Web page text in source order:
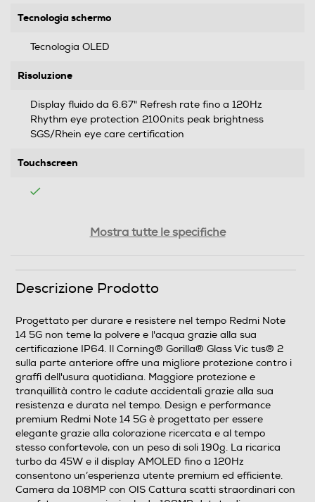
Tecnologia schermo
Tecnologia OLED
Risoluzione
Display fluido da 6.67" Refresh rate fino a 120Hz
Rhythm eye protection 2100nits peak brightness
SGS/Rhein eye care certification
Touchscreen
Dual SIM
Formato Slot SIM
Nano
Format
Slide
Banda
Quadri Band - Dual Mode UMTS/GSM
Specifiche frequenza
Mostra tutte le specifiche
Descrizione Prodotto
Progettato per durare e resistere nel tempo Redmi Note
14 5G non teme la polvere e l'acqua grazie alla sua
certificazione IP64. Il Corning® Gorilla® Glass Vic tus® 2
sulla parte anteriore offre una migliore protezione contro i
graffi dell'usura quotidiana. Maggiore protezione e
tranquillità contro le cadute accidentali grazie alla sua
resistenza e durata nel tempo. Design e performance
premium Redmi Note 14 5G è progettato per essere
elegante grazie alla colorazione ricercata e al tempo
stesso confortevole, con un peso di soli 190g. La ricarica
turbo da 45W e il display AMOLED fino a 120Hz
consentono un’esperienza utente premium ed efficiente.
Camera da 108MP con OIS Cattura scatti straordinari con